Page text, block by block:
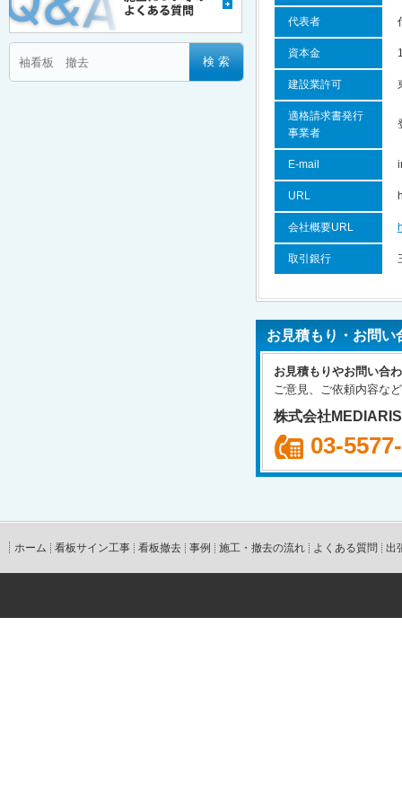
代表者
資本金
建設業許可
適格請求書発行
事業者
E-mail
URL
会社概要URL
取引銀行
お見積もり・お問い
お見積もりやお問い合
ご意見、ご依頼内容な
株式会社
03-
ホーム 看板サイン工事 看板撤去 事例 施工・撤去の流れ よくある質問 出